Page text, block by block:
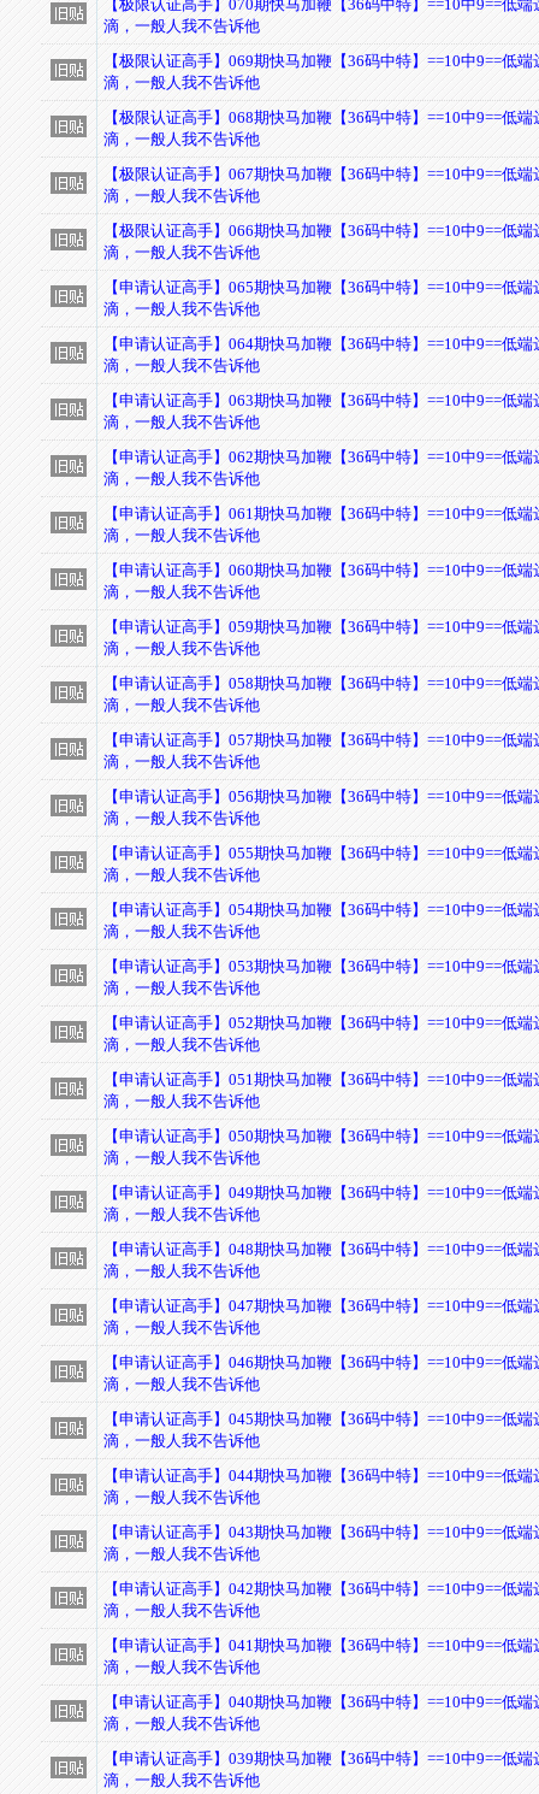
【极限认证高手】070期快马加鞭【36码中特】==10中9==低
滴，一般人我不告诉他
【极限认证高手】069期快马加鞭【36码中特】==10中9==低
滴，一般人我不告诉他
【极限认证高手】068期快马加鞭【36码中特】==10中9==低
滴，一般人我不告诉他
【极限认证高手】067期快马加鞭【36码中特】==10中9==低
滴，一般人我不告诉他
【极限认证高手】066期快马加鞭【36码中特】==10中9==低
滴，一般人我不告诉他
【申请认证高手】065期快马加鞭【36码中特】==10中9==低
滴，一般人我不告诉他
【申请认证高手】064期快马加鞭【36码中特】==10中9==低
滴，一般人我不告诉他
【申请认证高手】063期快马加鞭【36码中特】==10中9==低
滴，一般人我不告诉他
【申请认证高手】062期快马加鞭【36码中特】==10中9==低
滴，一般人我不告诉他
【申请认证高手】061期快马加鞭【36码中特】==10中9==低
滴，一般人我不告诉他
【申请认证高手】060期快马加鞭【36码中特】==10中9==低
滴，一般人我不告诉他
【申请认证高手】059期快马加鞭【36码中特】==10中9==低
滴，一般人我不告诉他
【申请认证高手】058期快马加鞭【36码中特】==10中9==低
滴，一般人我不告诉他
【申请认证高手】057期快马加鞭【36码中特】==10中9==低
滴，一般人我不告诉他
【申请认证高手】056期快马加鞭【36码中特】==10中9==低
滴，一般人我不告诉他
【申请认证高手】055期快马加鞭【36码中特】==10中9==低
滴，一般人我不告诉他
【申请认证高手】054期快马加鞭【36码中特】==10中9==低
滴，一般人我不告诉他
【申请认证高手】053期快马加鞭【36码中特】==10中9==低
滴，一般人我不告诉他
【申请认证高手】052期快马加鞭【36码中特】==10中9==低
滴，一般人我不告诉他
【申请认证高手】051期快马加鞭【36码中特】==10中9==低
滴，一般人我不告诉他
【申请认证高手】050期快马加鞭【36码中特】==10中9==低
滴，一般人我不告诉他
【申请认证高手】049期快马加鞭【36码中特】==10中9==低
滴，一般人我不告诉他
【申请认证高手】048期快马加鞭【36码中特】==10中9==低
滴，一般人我不告诉他
【申请认证高手】047期快马加鞭【36码中特】==10中9==低
滴，一般人我不告诉他
【申请认证高手】046期快马加鞭【36码中特】==10中9==低
滴，一般人我不告诉他
【申请认证高手】045期快马加鞭【36码中特】==10中9==低
滴，一般人我不告诉他
【申请认证高手】044期快马加鞭【36码中特】==10中9==低
滴，一般人我不告诉他
【申请认证高手】043期快马加鞭【36码中特】==10中9==低
滴，一般人我不告诉他
【申请认证高手】042期快马加鞭【36码中特】==10中9==低
滴，一般人我不告诉他
【申请认证高手】041期快马加鞭【36码中特】==10中9==低
滴，一般人我不告诉他
【申请认证高手】040期快马加鞭【36码中特】==10中9==低
滴，一般人我不告诉他
【申请认证高手】039期快马加鞭【36码中特】==10中9==低
滴，一般人我不告诉他